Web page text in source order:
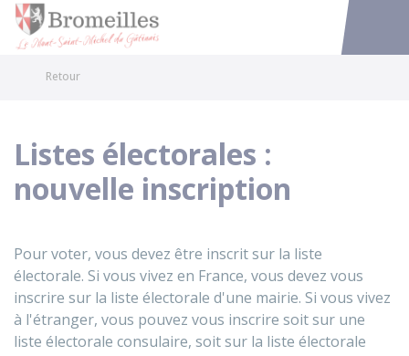
Accéder
Retour
Listes électorales :
nouvelle inscription
Pour voter, vous devez être inscrit sur la liste
électorale. Si vous vivez en France, vous devez vous
inscrire sur la liste électorale d'une mairie. Si vous vivez
à l'étranger, vous pouvez vous inscrire soit sur une
liste électorale consulaire, soit sur la liste électorale